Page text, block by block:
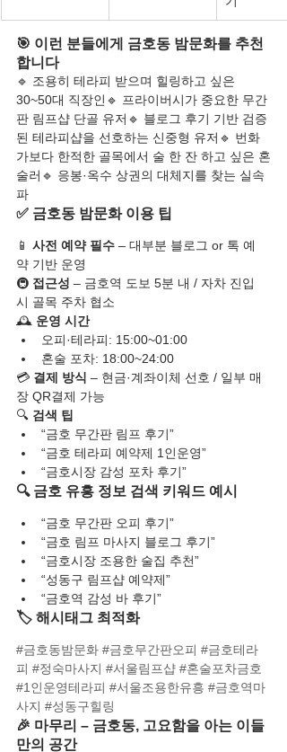
🎯 이런 분들에게 금호동 밤문화를 추천
합니다
🔹 조용히 테라피 받으며 힐링하고 싶은
30~50대 직장인🔹 프라이버시가 중요한 무간
판 림프샵 단골 유저🔹 블로그 후기 기반 검증
된 테라피샵을 선호하는 신중형 유저🔹 번화
가보다 한적한 골목에서 술 한 잔 하고 싶은 혼
술러🔹 응봉·옥수 상권의 대체지를 찾는 실속
파
✅ 금호동 밤문화 이용 팁
📱 사전 예약 필수 – 대부분 블로그 or 톡 예
약 기반 운영
🚇 접근성 – 금호역 도보 5분 내 / 자차 진입
시 골목 주차 협소
🕰️ 운영 시간
오피·테라피: 15:00~01:00
혼술 포차: 18:00~24:00
💳 결제 방식 – 현금·계좌이체 선호 / 일부 매
장 QR결제 가능
🔍 검색 팁
“금호 무간판 림프 후기”
“금호 테라피 예약제 1인운영”
“금호시장 감성 포차 후기”
🔍 금호 유흥 정보 검색 키워드 예시
“금호 무간판 오피 후기”
“금호 림프 마사지 블로그 후기”
“금호시장 조용한 술집 추천”
“성동구 림프샵 예약제”
“금호역 감성 바 후기”
🏷️ 해시태그 최적화
#금호동밤문화 #금호무간판오피 #금호테라
피 #정숙마사지 #서울림프샵 #혼술포차금호
#1인운영테라피 #서울조용한유흥 #금호역마
사지 #성동구힐링
🎉 마무리 – 금호동, 고요함을 아는 이들
만의 공간